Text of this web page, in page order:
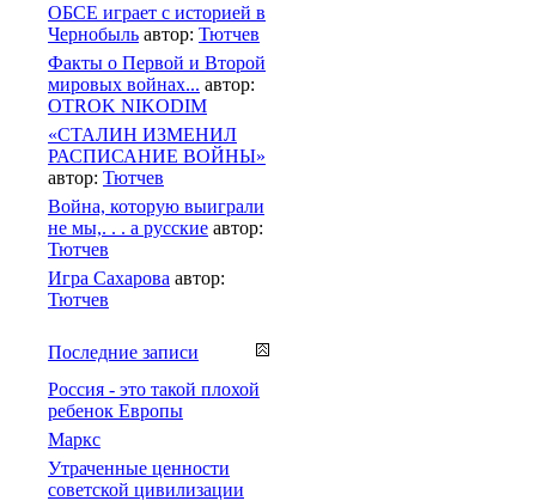
ОБСЕ играет с историей в
Чернобыль автор: Тютчев
Факты о Первой и Второй
мировых войнах... автор:
OTROK NIKODIM
«СТАЛИН ИЗМЕНИЛ
РАСПИСАНИЕ ВОЙНЫ»
автор: Тютчев
Война, которую выиграли
не мы,. . . а русские автор:
Тютчев
Игра Сахарова автор:
Тютчев
Последние записи
Россия - это такой плохой
ребенок Европы
Маркс
Утраченные ценности
советской цивилизации